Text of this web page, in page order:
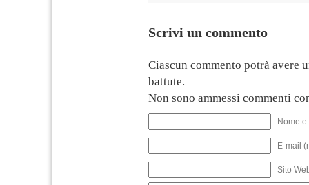
Scrivi un commento
Ciascun commento potrà avere
battute.
Non sono ammessi commenti
Nome
E-mail
Sito